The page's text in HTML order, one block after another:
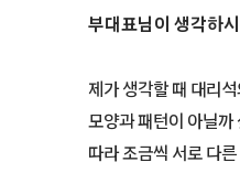
부대표님이 생각하
제가 생각할 때 대리
모양과 패턴이 아닐까
따라 조금씩 서로 다